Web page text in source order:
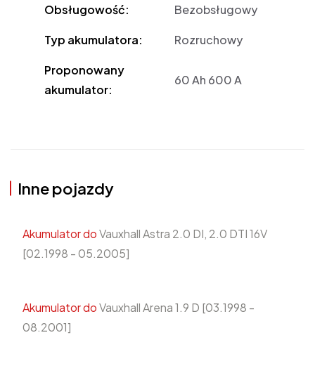
Obsługowość: Bezobsługowy
Typ akumulatora: Rozruchowy
Proponowany
akumulator:
60 Ah 600 A
Inne pojazdy
Akumulator doVauxhall Astra 2.0 DI, 2.0 DTI 16V
[02.1998 - 05.2005]
Akumulator doVauxhall Arena 1.9 D [03.1998 -
08.2001]